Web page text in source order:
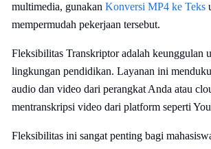
multimedia, gunakan Konversi MP4 ke Teks
mempermudah pekerjaan tersebut.
Fleksibilitas Transkriptor adalah keunggulan
lingkungan pendidikan. Layanan ini
audio dan video dari perangkat Anda atau
mentranskripsi video dari platform seperti
Fleksibilitas ini sangat penting bagi